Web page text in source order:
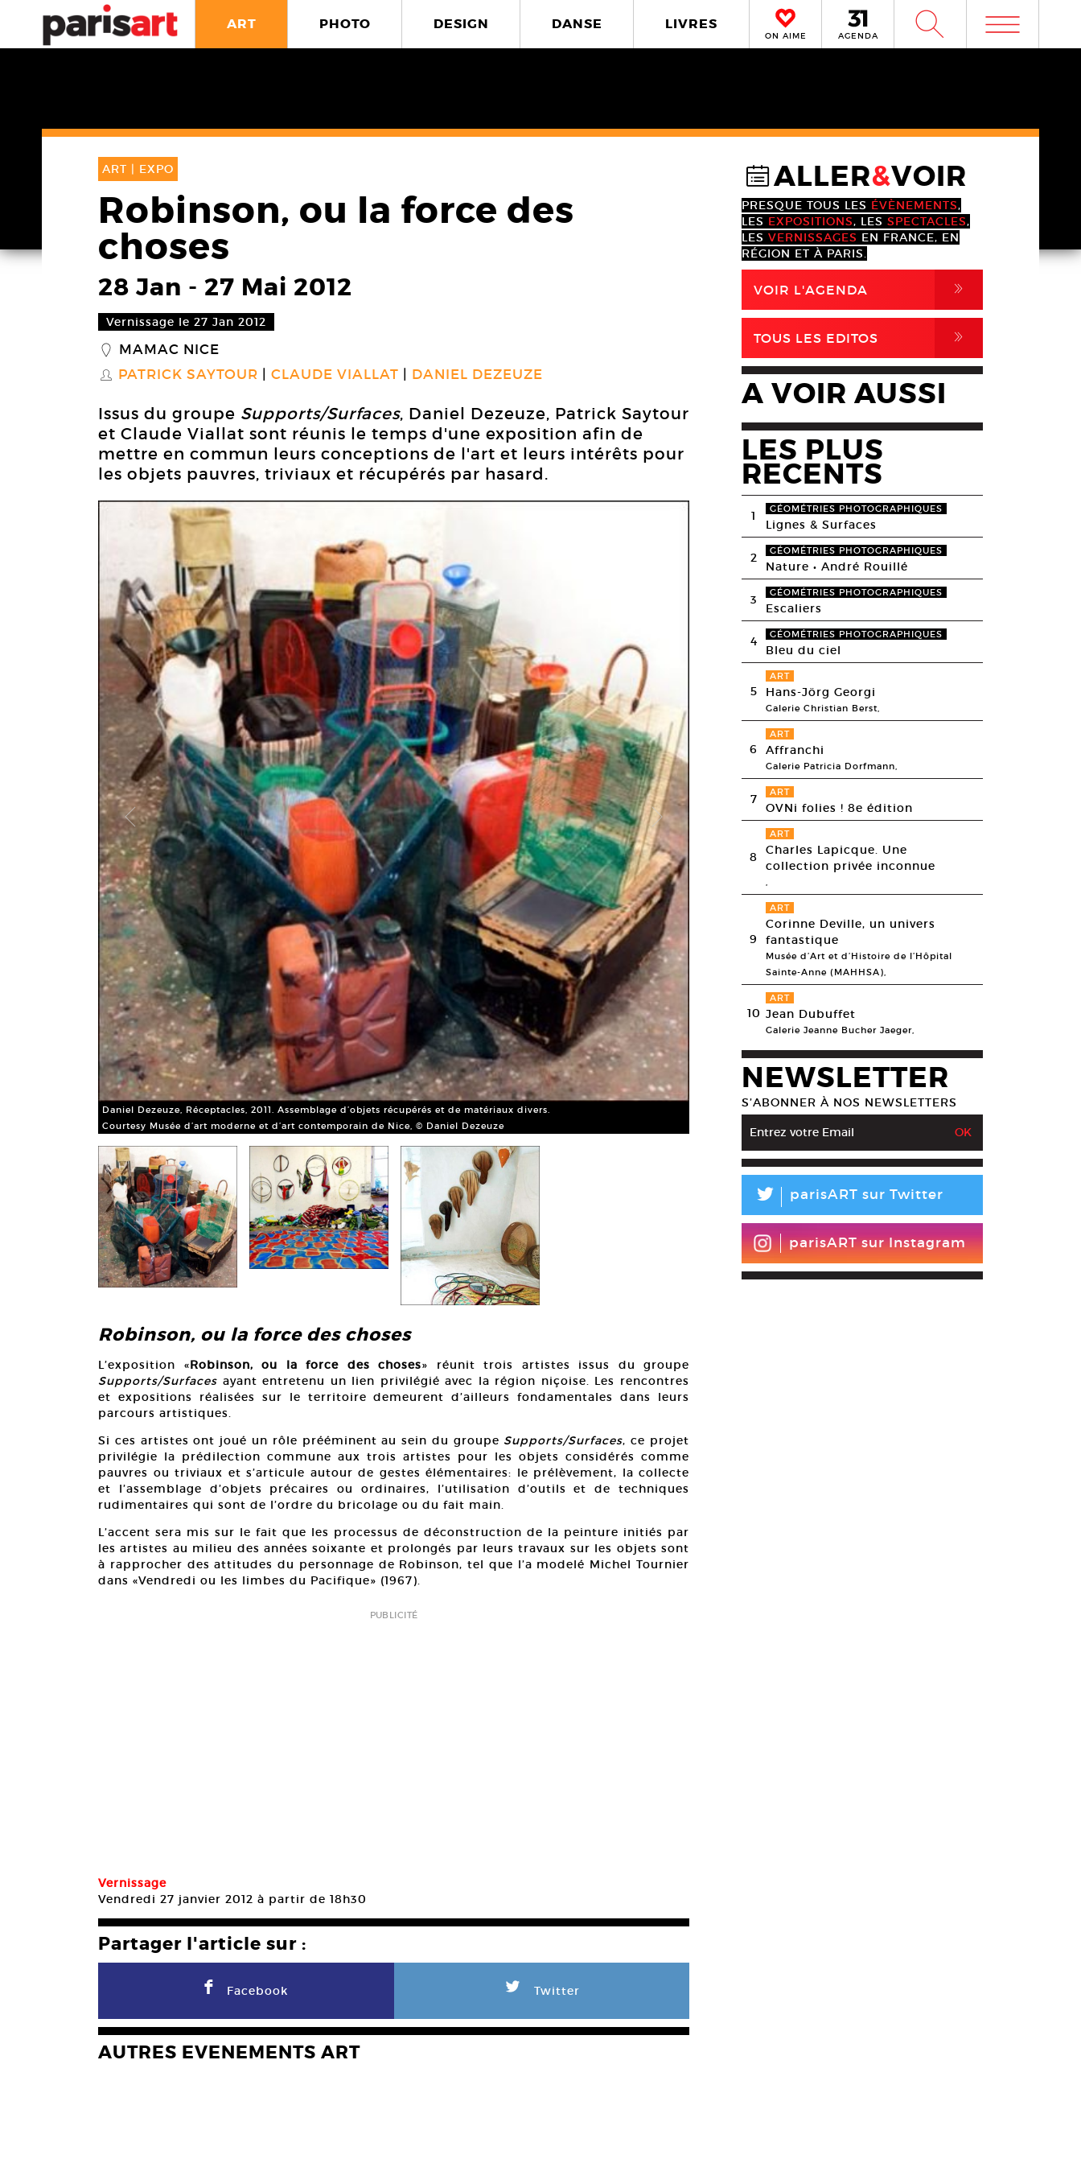
ART PHOTO DESIGN DANSE LIVRES
ON AIME AGENDA W m
ART | EXPO
Robinson, ou la force des
choses
28 Jan - 27 Mai 2012
Vernissage le 27 Jan 2012
_ MAMAC NICE
S PATRICK SAYTOUR CLAUDE VIALLAT DANIEL DEZEUZE
Issus du groupe Supports/Surfaces, Daniel Dezeuze, Patrick Saytour
et Claude Viallat sont réunis le temps d'une exposition afin de
mettre en commun leurs conceptions de l'art et leurs intérêts pour
les objets pauvres, triviaux et récupérés par hasard.
Daniel Dezeuze, Réceptacles, 2011. Assemblage d’objets récupérés et de matériaux divers.
Courtesy Musée d’art moderne et d’art contemporain de Nice, © Daniel Dezeuze
Claude Viallat, Sans titre, 2011. Atelier de l’artiste.
Robinson, ou la force des choses
L’exposition «Robinson, ou la force des choses» réunit trois artistes issus du groupe
Supports/Surfaces ayant entretenu un lien privilégié avec la région niçoise. Les rencontres
et expositions réalisées sur le territoire demeurent d’ailleurs fondamentales dans leurs
parcours artistiques.
Si ces artistes ont joué un rôle prééminent au sein du groupe Supports/Surfaces, ce projet
privilégie la prédilection commune aux trois artistes pour les objets considérés comme
pauvres ou triviaux et s’articule autour de gestes élémentaires: le prélèvement, la collecte
et l’assemblage d’objets précaires ou ordinaires, l’utilisation d’outils et de techniques
rudimentaires qui sont de l’ordre du bricolage ou du fait main.
L’accent sera mis sur le fait que les processus de déconstruction de la peinture initiés par
les artistes au milieu des années soixante et prolongés par leurs travaux sur les objets sont
à rapprocher des attitudes du personnage de Robinson, tel que l’a modelé Michel Tournier
dans «Vendredi ou les limbes du Pacifique» (1967).
PUBLICITÉ
Vernissage
Vendredi 27 janvier 2012 à partir de 18h30
Partager l'article sur :
F Facebook L Twitter
AUTRES EVENEMENTS ART
@ALLER&VOIR
PRESQUE TOUS LES ÉVÈNEMENTS,
LES EXPOSITIONS, LES SPECTACLES,
LES VERNISSAGES EN FRANCE, EN
RÉGION ET À PARIS.
VOIR L'AGENDA ,
TOUS LES EDITOS ,
A VOIR AUSSI
LES PLUS
RECENTS
1 GÉOMÉTRIES PHOTOGRAPHIQUES
Lignes & Surfaces
2 GÉOMÉTRIES PHOTOGRAPHIQUES
Nature • André Rouillé
3 GÉOMÉTRIES PHOTOGRAPHIQUES
Escaliers
4 GÉOMÉTRIES PHOTOGRAPHIQUES
Bleu du ciel
5
ART
Hans-Jörg Georgi
Galerie Christian Berst,
6
ART
Affranchi
Galerie Patricia Dorfmann,
7 ART
OVNi folies ! 8e édition
8
ART
Charles Lapicque. Une
collection privée inconnue
,
9
ART
Corinne Deville, un univers
fantastique
Musée d’Art et d’Histoire de l’Hôpital
Sainte-Anne (MAHHSA),
10
ART
Jean Dubuffet
Galerie Jeanne Bucher Jaeger,
NEWSLETTER
S’ABONNER À NOS NEWSLETTERS
L parisART sur Twitter
parisART sur Instagram